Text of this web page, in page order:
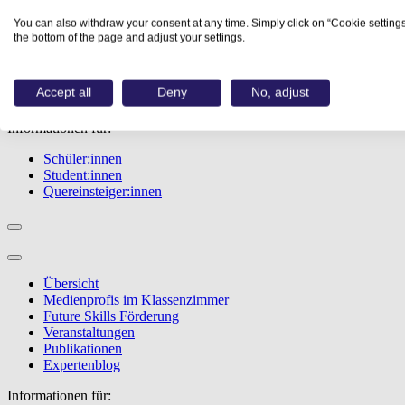
Übersicht
Berufe
Studiengänge
Berufstest
Bewerbungstipps
Informationen für:
Schüler:innen
Student:innen
Quereinsteiger:innen
Übersicht
Medienprofis im Klassenzimmer
Future Skills Förderung
Veranstaltungen
Publikationen
Expertenblog
Informationen für:
You can also withdraw your consent at any time. Simply click on “Cookie
the bottom of the page and adjust your settings.
Accept all Deny No, adjust